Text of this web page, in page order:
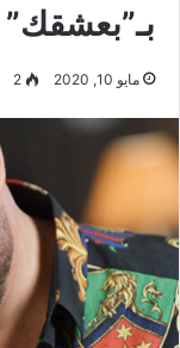
بـ”بعشقك”
مايو 10, 2020 2